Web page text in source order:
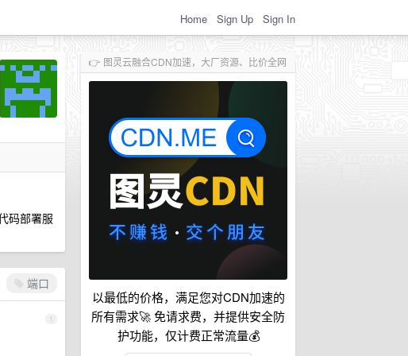
Home Sign Up Sign In
👉 图灵云融合CDN加速，大厂资源、比价全网
以最低的价格，满足您对CDN加速的
所有需求🚀 免请求费，并提供安全防
护功能，仅计费正常流量💰
码部署服
端口
1